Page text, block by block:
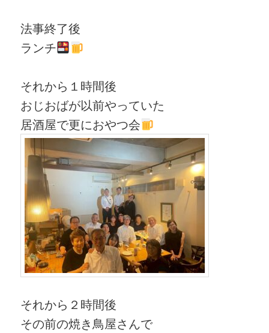
法事終了後
ランチ
それから１時間後
おじおばが以前やっていた
居酒屋で更におやつ会
それから２時間後
その前の焼き鳥屋さんで